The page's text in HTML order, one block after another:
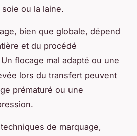
ou la laine.
bien que globale, dépend
et du procédé
flocage mal adapté ou une
lors du transfert peuvent
prématuré ou une
de marquage,